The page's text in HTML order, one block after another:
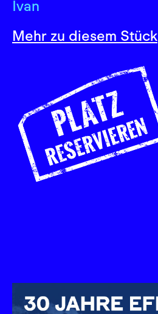
Ivan
Mehr zu diesem Stück